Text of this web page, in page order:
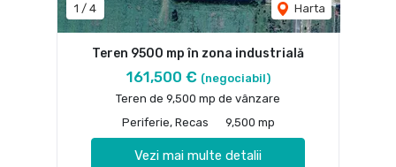
1 / 4 Harta
Teren 9500 mp în zona industrială
161,500 € (negociabil)
Teren de 9,500 mp de vânzare
Periferie, Recas
9,500 mp
Vezi mai multe detalii